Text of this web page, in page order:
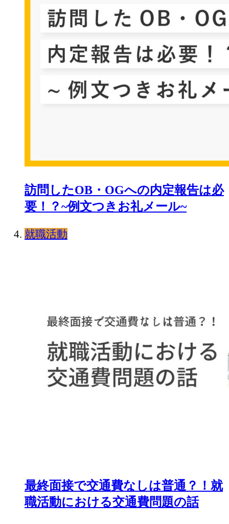
訪問したOB・OGへの内定報告は必
要！？~例文つきお礼メール~
就職活動
最終面接で交通費なしは普通？！就
職活動における交通費問題の話